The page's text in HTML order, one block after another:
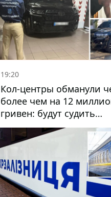
19:20
Кол-центры обманули
более чем на 12
гривен: будут судить
днепрянина,
организовавшего
транснациональную
преступную